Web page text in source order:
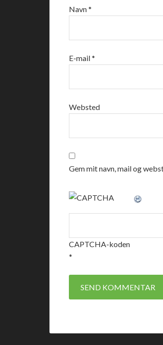
Navn*
E-mail*
Websted
Gem mit navn, mail og
CAPTCHA-koden
*